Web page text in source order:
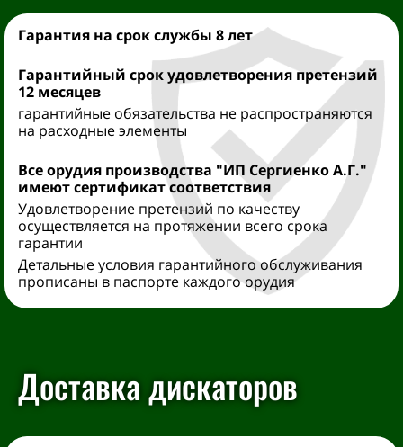
Гарантия на срок службы 8 лет
Гарантийный срок удовлетворения претензий
12 месяцев
гарантийные обязательства не распространяются
на расходные элементы
Все орудия производства "ИП Сергиенко А.Г."
имеют сертификат соответствия
Удовлетворение претензий по качеству
осуществляется на протяжении всего срока
гарантии
Детальные условия гарантийного обслуживания
прописаны в паспорте каждого орудия
Доставка дискаторов